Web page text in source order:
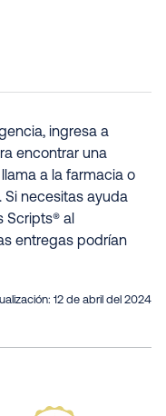
ingresa a
encontrar una
a la farmacia o
. Si necesitas ayuda
Scripts® al
entregas podrían
12 de abril del 2024